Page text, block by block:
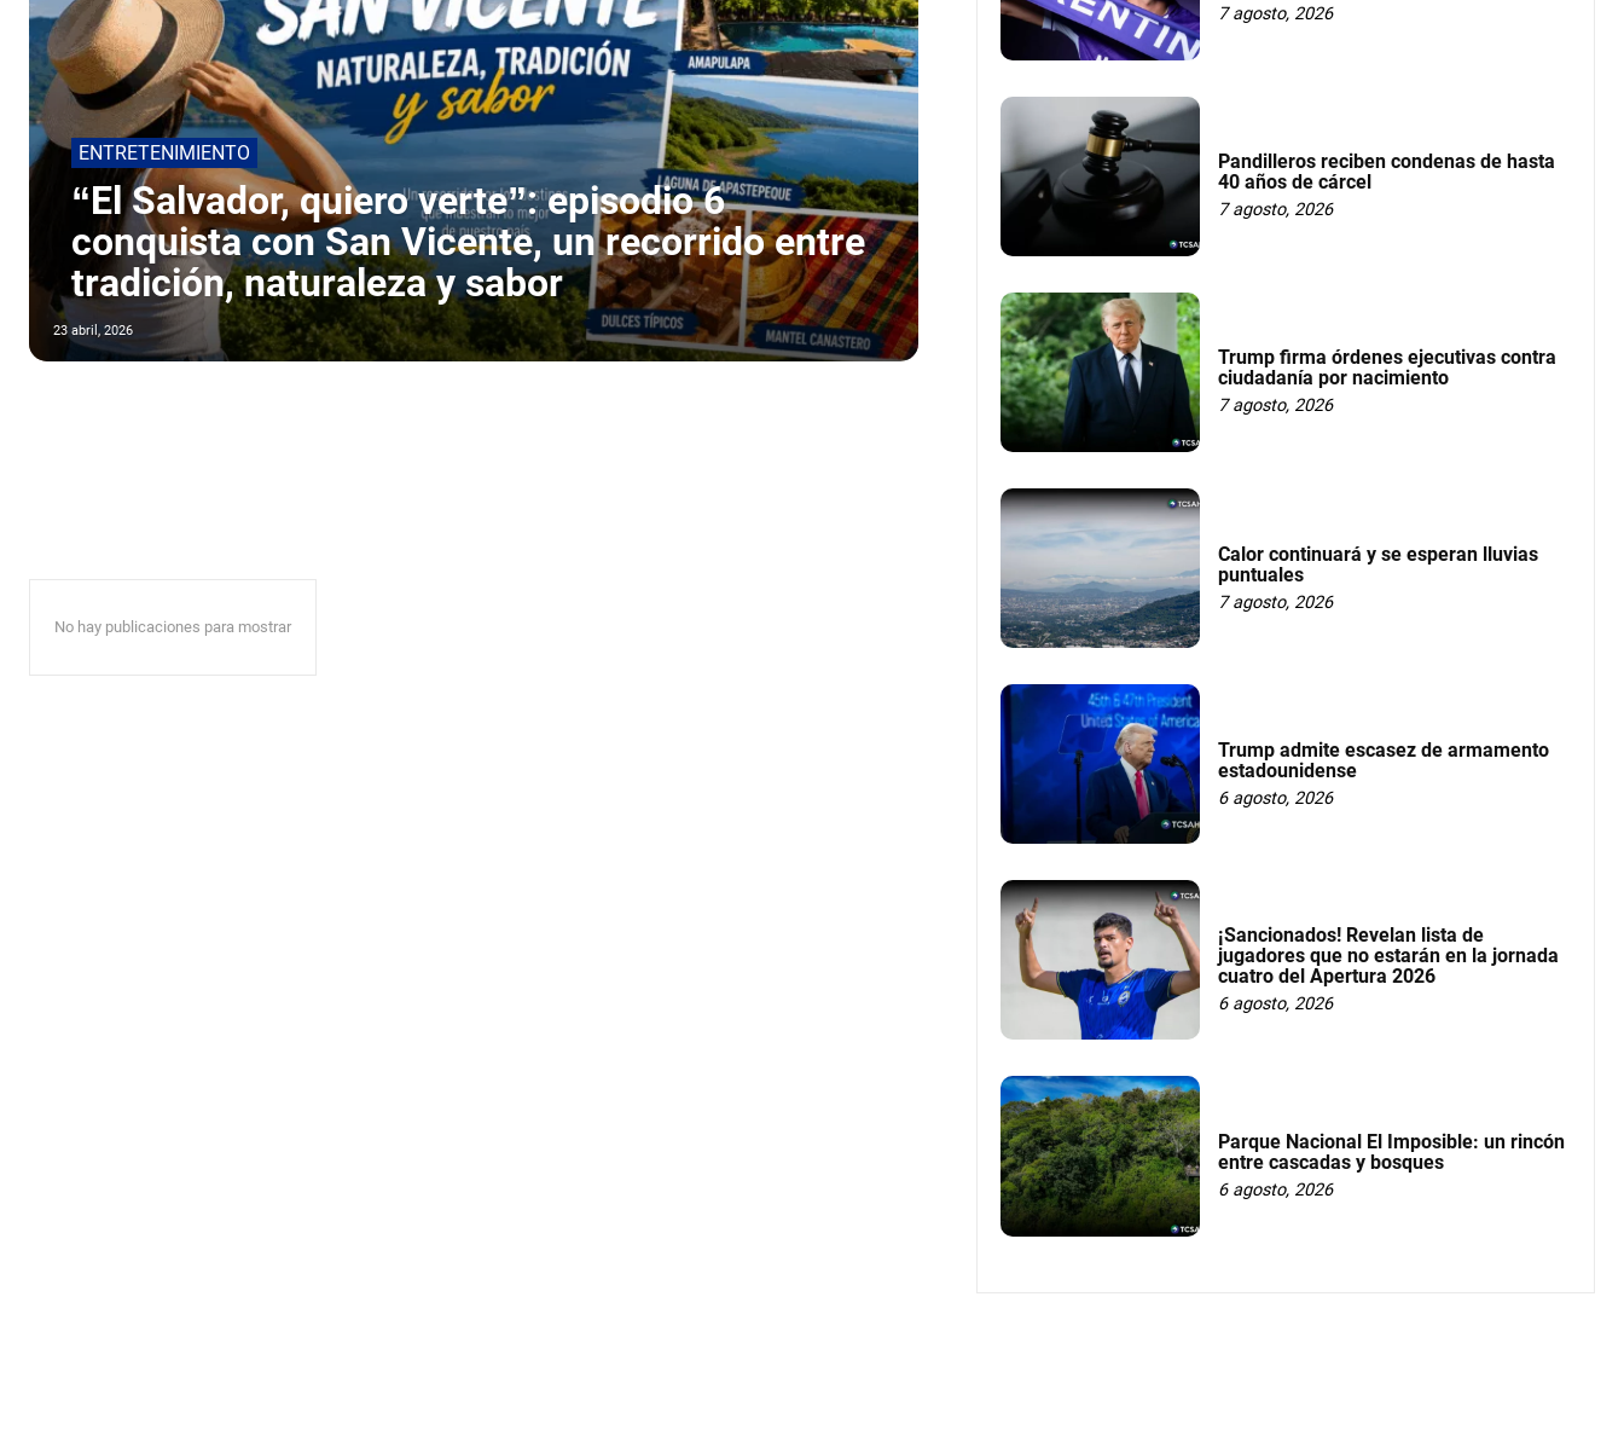
ENTRETENIMIENTO
“El Salvador, quiero verte”: episodio 6
conquista con San Vicente, un recorrido entre
tradición, naturaleza y sabor
23 abril, 2026
No hay publicaciones para mostrar
7 agosto, 2026
Pandilleros reciben condenas de hasta
40 años de cárcel
7 agosto, 2026
Trump firma órdenes ejecutivas contra
ciudadanía por nacimiento
7 agosto, 2026
Calor continuará y se esperan lluvias
puntuales
7 agosto, 2026
Trump admite escasez de armamento
estadounidense
6 agosto, 2026
¡Sancionados! Revelan lista de
jugadores que no estarán en la jornada
cuatro del Apertura 2026
6 agosto, 2026
Parque Nacional El Imposible: un rincón
entre cascadas y bosques
6 agosto, 2026